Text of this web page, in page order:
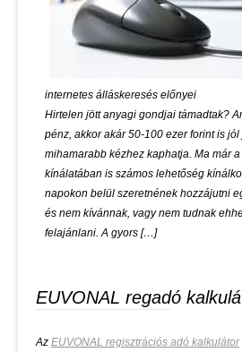
internetes álláskeresés előnyei
Hirtelen jött anyagi gondjai támadtak?
pénz, akkor akár 50-100 ezer forint is
mihamarabb kézhez kaphatja. Ma már
kínálatában is számos lehetőség
napokon belül szeretnének hozzájutni
és nem kívánnak, vagy nem tudnak
felajánlani. A gyors […]
EUVONAL regadó
Az EUVONAL regisztrációs adó kalkulátor